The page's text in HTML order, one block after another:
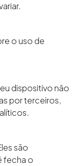
o uso de
dispositivo não
por terceiros,
são
fecha o